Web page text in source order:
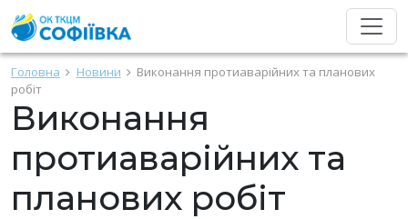
Головна Новини
Виконання протиаварійних та планових
робіт
Виконання
протиаварійних та
планових робіт